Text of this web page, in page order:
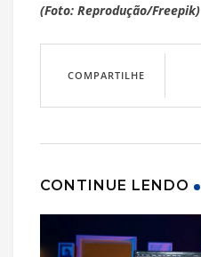
(Foto: Reprodução/Freepik)
COMPARTILHE
CONTINUE LENDO